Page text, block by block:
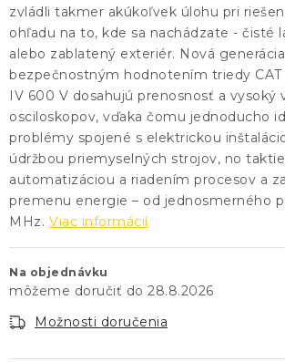
zvládli takmer akúkoľvek úlohu pri
ohľadu na to, kde sa nachádzate - čisté
alebo zablatený exteriér. Nová
bezpečnostným hodnotením triedy CAT
IV 600 V dosahujú prenosnosť a vysoký
osciloskopov, vďaka čomu jednoducho
problémy spojené s elektrickou
údržbou priemyselných strojov, no
automatizáciou a riadením procesov a
premenu energie – od jednosmerného
MHz. Viac informácií
Na objednávku
28.8.2026
Možnosti doručenia